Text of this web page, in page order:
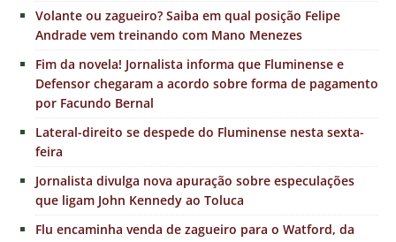
Volante ou zagueiro? Saiba em qual posição Felipe
Andrade vem treinando com Mano Menezes
Fim da novela! Jornalista informa que Fluminense e
Defensor chegaram a acordo sobre forma de pagamento
por Facundo Bernal
Lateral-direito se despede do Fluminense nesta sexta-
feira
Jornalista divulga nova apuração sobre especulações
que ligam John Kennedy ao Toluca
Flu encaminha venda de zagueiro para o Watford, da